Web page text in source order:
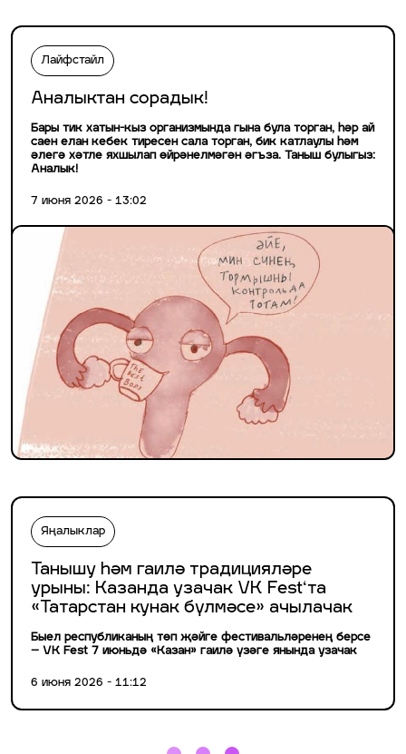
Лайфстайл
Аналыктан сорадык!
Бары тик хатын-кыз организмында гына була торган, һәр ай
саен елан кебек тиресен сала торган, бик катлаулы һәм
әлегә хәтле яхшылап өйрәнелмәгән әгъза. Таныш булыгыз:
Аналык!
7 июня 2026 - 13:02
Яңалыклар
Танышу һәм гаилә традицияләре
урыны: Казанда узачак VK Fest‘та
«Татарстан кунак бүлмәсе» ачылачак
Быел республиканың төп җәйге фестивальләренең берсе
– VK Fest 7 июньдә «Казан» гаилә үзәге янында узачак
6 июня 2026 - 11:12